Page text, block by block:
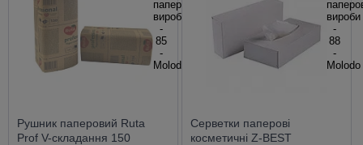
Рушник паперовий Ruta
Prof V-складання 150
Серветки паперові
косметичні Z-BEST